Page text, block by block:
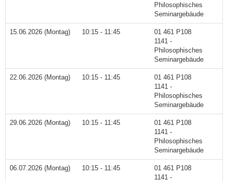
Philosophisches
Seminargebäude
15.06.2026 (Montag) 10:15 - 11:45
01 461 P108
1141 -
Philosophisches
Seminargebäude
22.06.2026 (Montag) 10:15 - 11:45
01 461 P108
1141 -
Philosophisches
Seminargebäude
29.06.2026 (Montag) 10:15 - 11:45
01 461 P108
1141 -
Philosophisches
Seminargebäude
06.07.2026 (Montag) 10:15 - 11:45
01 461 P108
1141 -